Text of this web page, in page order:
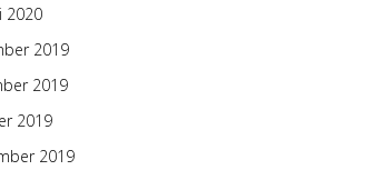
2020
2019
2019
2019
2019